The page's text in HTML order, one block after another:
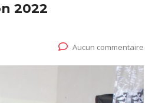
2022
Aucun commentaire